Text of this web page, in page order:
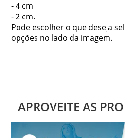
- 4 cm
- 2 cm.
Pode escolher o que deseja
opções no lado da imagem.
APROVEITE AS